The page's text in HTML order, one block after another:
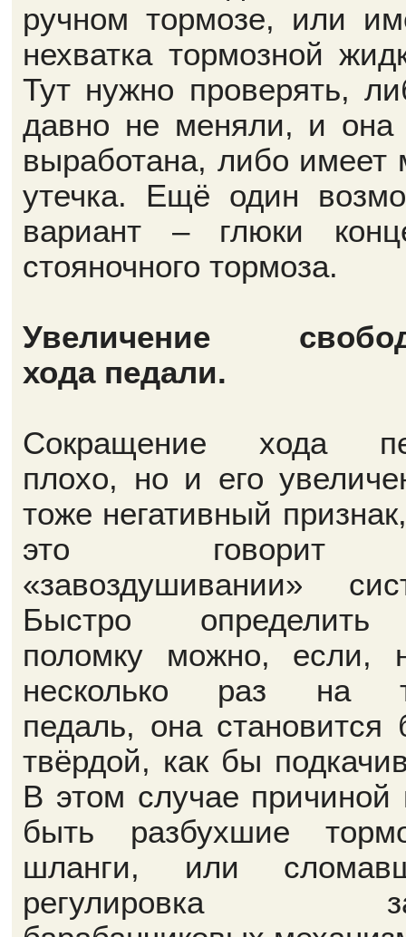
ручном тормозе, или
нехватка тормозной
Тут нужно проверять,
давно не меняли, и
выработана, либо имеет
утечка. Ещё один
вариант – глюки
стояночного тормоза.
Увеличение
хода педали.
Сокращение хода
плохо, но и его
тоже негативный
это
«завоздушивании»
Быстро
поломку можно, если,
несколько раз на
педаль, она становится
твёрдой, как бы
В этом случае причиной
быть разбухшие
шланги, или
регулировка